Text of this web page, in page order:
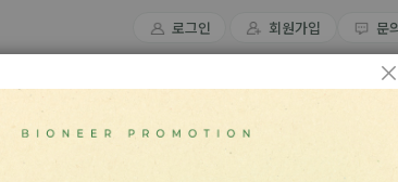
로그인 회원가입 문
항 고객지원 IR